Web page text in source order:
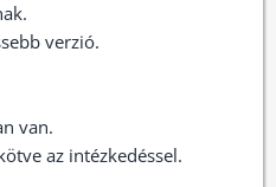
verzió.
van.
az intézkedéssel.